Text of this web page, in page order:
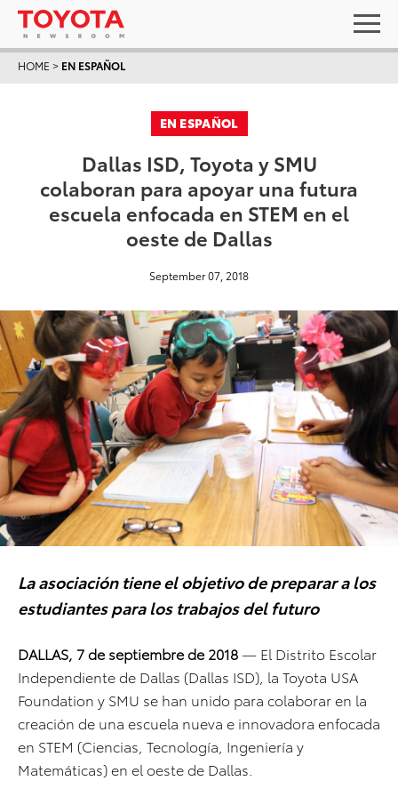
HOME > EN ESPAÑOL
EN ESPAÑOL
Dallas ISD, Toyota y SMU
colaboran para apoyar una futura
escuela enfocada en STEM en el
oeste de Dallas
September 07, 2018
La asociación tiene el objetivo de preparar a los
estudiantes para los trabajos del futuro
DALLAS, 7 de septiembre de 2018— El Distrito Escolar
Independiente de Dallas (Dallas ISD), la Toyota USA
Foundation y SMU se han unido para colaborar en la
creación de una escuela nueva e innovadora enfocada
en STEM (Ciencias, Tecnología, Ingeniería y
Matemáticas) en el oeste de Dallas.